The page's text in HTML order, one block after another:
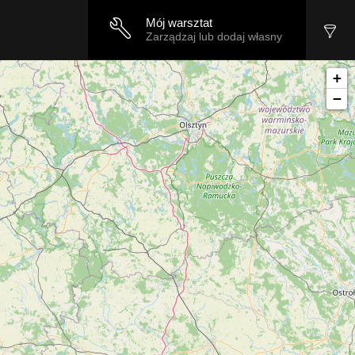
Mój warsztat
Zarządzaj lub dodaj własny
+
−